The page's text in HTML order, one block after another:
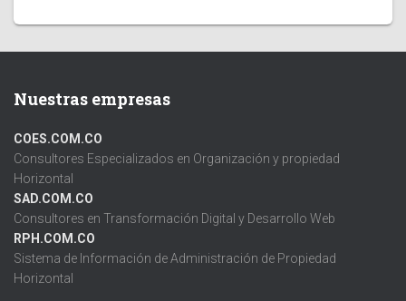
Nuestras empresas
COES.COM.CO
Consultores Especializados en Organización y propiedad
Horizontal
SAD.COM.CO
Consultores en Transformación Digital y Desarrollo Web
RPH.COM.CO
Sistema de Información de Administración de Propiedad
Horizontal